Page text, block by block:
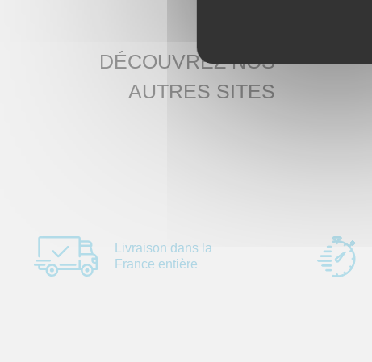
DÉCOUVREZ NOS
AUTRES SITES
Livraison dans la
France entière